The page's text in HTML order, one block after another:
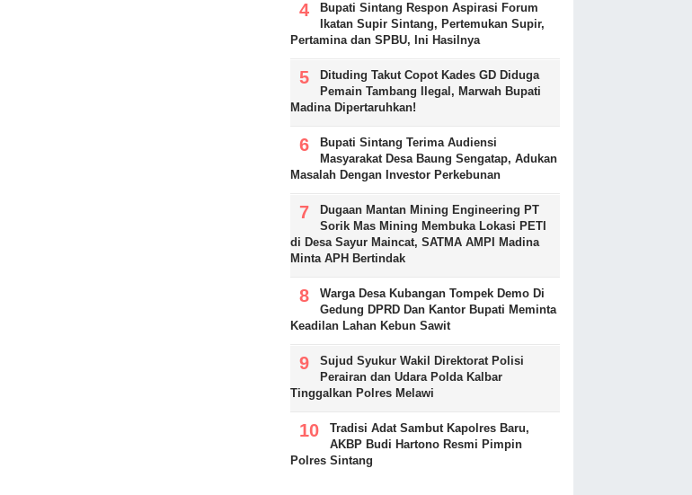
Bupati Sintang Respon Aspirasi Forum
Ikatan Supir Sintang, Pertemukan Supir,
Pertamina dan SPBU, Ini Hasilnya
Dituding Takut Copot Kades GD Diduga
Pemain Tambang Ilegal, Marwah Bupati
Madina Dipertaruhkan!
Bupati Sintang Terima Audiensi
Masyarakat Desa Baung Sengatap, Adukan
Masalah Dengan Investor Perkebunan
Dugaan Mantan Mining Engineering PT
Sorik Mas Mining Membuka Lokasi PETI
di Desa Sayur Maincat, SATMA AMPI Madina
Minta APH Bertindak
Warga Desa Kubangan Tompek Demo Di
Gedung DPRD Dan Kantor Bupati Meminta
Keadilan Lahan Kebun Sawit
Sujud Syukur Wakil Direktorat Polisi
Perairan dan Udara Polda Kalbar
Tinggalkan Polres Melawi
Tradisi Adat Sambut Kapolres Baru,
AKBP Budi Hartono Resmi Pimpin
Polres Sintang